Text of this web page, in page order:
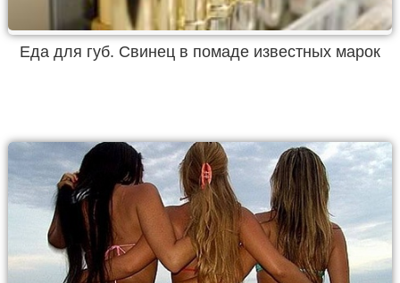
Еда для губ. Свинец в помаде известных марок